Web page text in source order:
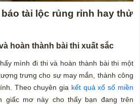
tài lộc rủng rỉnh hay thử
hoàn thành bài thi xuất sắc
mình đi thi và hoàn thành bài thi một
trưng cho sự may mắn, thành công
Theo chuyên gia kết quả xổ số miền
giấc mơ này cho thấy bạn đang trên